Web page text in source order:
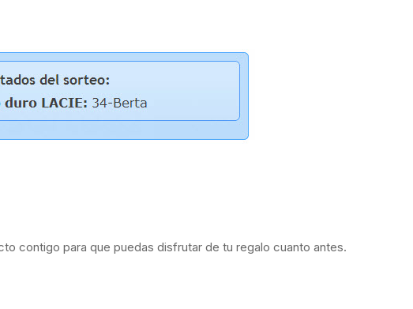
contigo para que puedas disfrutar de tu regalo cuanto antes.